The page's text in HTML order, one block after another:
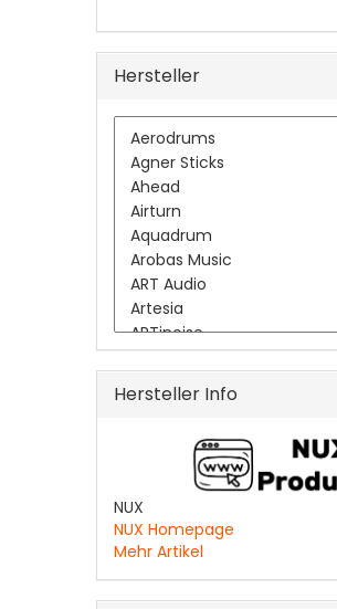
Hersteller
Hersteller Info
NUX
NUX Homepage
Mehr Artikel